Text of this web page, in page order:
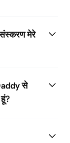
मेरे
से